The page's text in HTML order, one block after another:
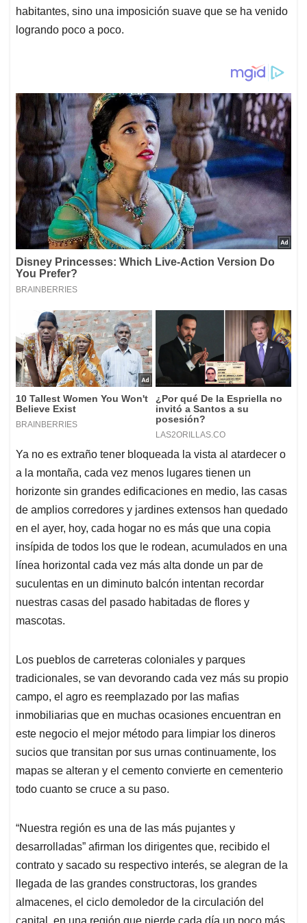
habitantes, sino una imposición suave que se ha venido
logrando poco a poco.
Ya no es extraño tener bloqueada la vista al atardecer o
a la montaña, cada vez menos lugares tienen un
horizonte sin grandes edificaciones en medio, las casas
de amplios corredores y jardines extensos han quedado
en el ayer, hoy, cada hogar no es más que una copia
insípida de todos los que le rodean, acumulados en una
línea horizontal cada vez más alta donde un par de
suculentas en un diminuto balcón intentan recordar
nuestras casas del pasado habitadas de flores y
mascotas.
Los pueblos de carreteras coloniales y parques
tradicionales, se van devorando cada vez más su propio
campo, el agro es reemplazado por las mafias
inmobiliarias que en muchas ocasiones encuentran en
este negocio el mejor método para limpiar los dineros
sucios que transitan por sus urnas continuamente, los
mapas se alteran y el cemento convierte en cementerio
todo cuanto se cruce a su paso.
“Nuestra región es una de las más pujantes y
desarrolladas” afirman los dirigentes que, recibido el
contrato y sacado su respectivo interés, se alegran de la
llegada de las grandes constructoras, los grandes
almacenes, el ciclo demoledor de la circulación del